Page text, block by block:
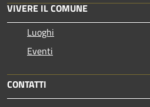
VIVERE IL COMUNE
Luoghi
Eventi
CONTATTI